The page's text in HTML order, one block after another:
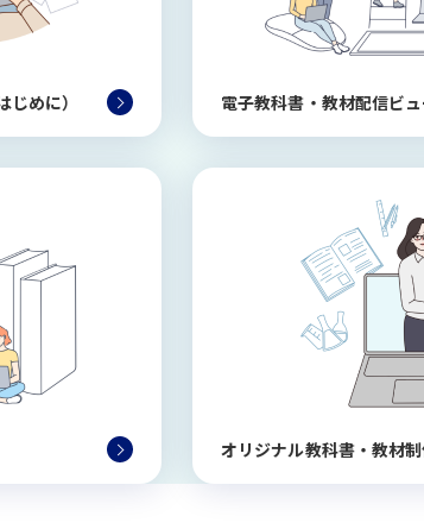
めに） 電子教科書・教材配信ビ
オリジナル教科書・教材